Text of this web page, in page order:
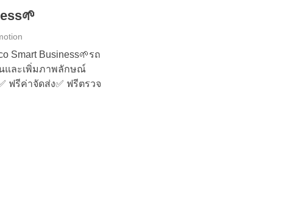
Smart Business🌱รถ
และเพิ่มภาพลักษณ์
ฟรีค่าจัดส่ง✅ ฟรีตรวจ